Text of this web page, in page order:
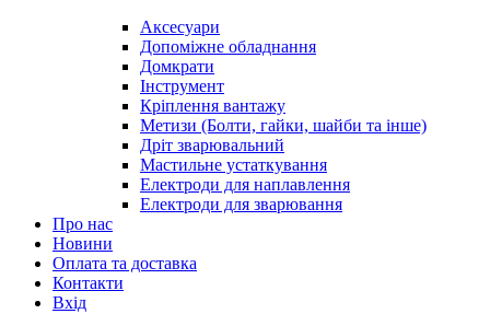
Аксесуари
Допоміжне обладнання
Домкрати
Інструмент
Кріплення вантажу
Метизи (Болти, гайки, шайби та інше)
Дріт зварювальний
Мастильне устаткування
Електроди для наплавлення
Електроди для зварювання
Про нас
Новини
Оплата та доставка
Контакти
Вхiд